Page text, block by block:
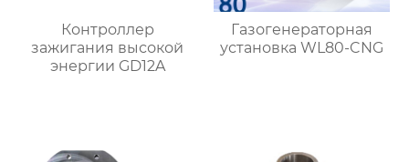
Контроллер
зажигания высокой
энергии GD12A
Газогенераторная
установка WL80-CNG